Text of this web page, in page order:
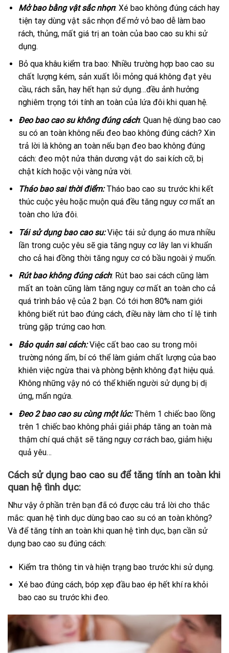
Mở bao bằng vật sắc nhọn: Xé bao không đúng cách hay
tiện tay dùng vật sắc nhọn để mở vỏ bao dễ làm bao
rách, thủng, mất giá trị an toàn của bao cao su khi sử
dụng.
Bỏ qua khâu kiểm tra bao: Nhiều trường hợp bao cao su
chất lượng kém, sản xuất lỗi mỏng quá không đạt yêu
cầu, rách sẵn, hay hết hạn sử dụng…đều ảnh hưởng
nghiêm trọng tới tính an toàn của lứa đôi khi quan hệ.
Đeo bao cao su không đúng cách: Quan hệ dùng bao cao
su có an toàn không nếu đeo bao không đúng cách? Xin
trả lời là không an toàn nếu bạn đeo bao không đúng
cách: đeo một nửa thân dương vật do sai kích cỡ, bị
chật kích hoặc vội vàng nửa vời.
Tháo bao sai thời điểm:Tháo bao cao su trước khi kết
thúc cuộc yêu hoặc muộn quá đều tăng nguy cơ mất an
toàn cho lứa đôi.
Tái sử dụng bao cao su:Việc tái sử dụng áo mưa nhiều
lần trong cuộc yêu sẽ gia tăng nguy cơ lây lan vi khuẩn
cho cả hai đồng thời tăng nguy cơ có bầu ngoài ý muốn.
Rút bao không đúng cách: Rút bao sai cách cũng làm
mất an toàn cũng làm tăng nguy cơ mất an toàn cho cả
quá trình bảo vệ của 2 bạn. Có tới hơn 80% nam giới
không biết rút bao đúng cách, điều này làm cho tỉ lệ tinh
trùng gặp trứng cao hơn.
Bảo quản sai cách:Việc cất bao cao su trong môi
trường nóng ẩm, bí có thể làm giảm chất lượng của bao
khiên việc ngừa thai và phòng bệnh không đạt hiệu quả.
Không những vậy nó có thể khiến người sử dụng bị dị
ứng, mẩn ngứa.
Đeo 2 bao cao su cùng một lúc:Thêm 1 chiếc bao lồng
trên 1 chiếc bao không phải giải pháp tăng an toàn mà
thậm chí quá chặt sẽ tăng nguy cơ rách bao, giảm hiệu
quả yêu…
Cách sử dụng bao cao su để tăng tính an toàn khi
quan hệ tình dục:
Như vậy ở phần trên bạn đã có được câu trả lời cho thắc
mắc: quan hệ tình dục dùng bao cao su có an toàn không?
Và để tăng tính an toàn khi quan hệ tình dục, bạn cần sử
dụng bao cao su đúng cách:
Kiểm tra thông tin và hiện trạng bao trước khi sử dụng.
Xé bao đúng cách, bóp xẹp đầu bao ép hết khí ra khỏi
bao cao su trước khi đeo.